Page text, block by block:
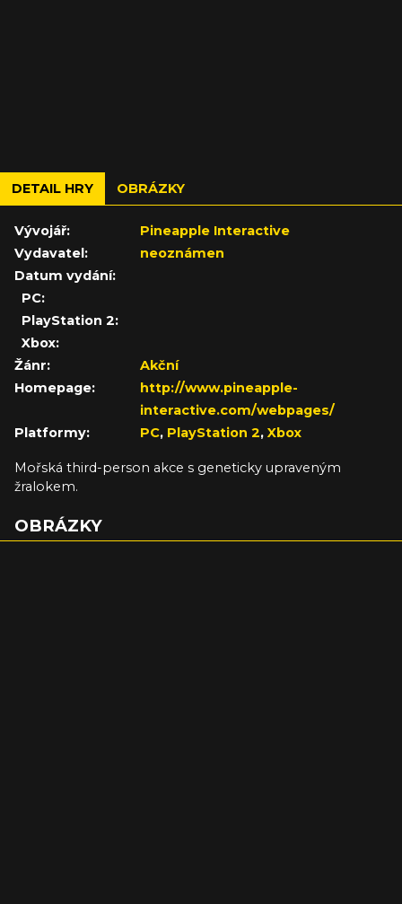
DETAIL HRY OBRÁZKY
Vývojář:
Pineapple Interactive
Vydavatel:
neoznámen
Datum vydání:
PC:
PlayStation 2:
Xbox:
Žánr:
Akční
Homepage:
http://www.pineapple-
interactive.com/webpages/
Platformy:
PC, PlayStation 2, Xbox
Mořská third-person akce s geneticky upraveným
žralokem.
OBRÁZKY